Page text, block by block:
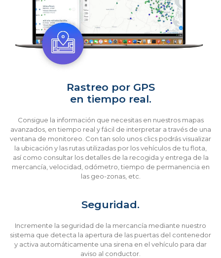
Rastreo por GPS
en tiempo real.
Consigue la información que necesitas en nuestros mapas
avanzados, en tiempo real y fácil de interpretar a través de una
ventana de monitoreo. Con tan solo unos clics podrás visualizar
la ubicación y las rutas utilizadas por los vehículos de tu flota,
así como consultar los detalles de la recogida y entrega de la
mercancía, velocidad, odómetro, tiempo de permanencia en
las geo-zonas, etc.
Seguridad.
Incremente la seguridad de la mercancía mediante nuestro
sistema que detecta la apertura de las puertas del contenedor
y activa automáticamente una sirena en el vehículo para dar
aviso al conductor.